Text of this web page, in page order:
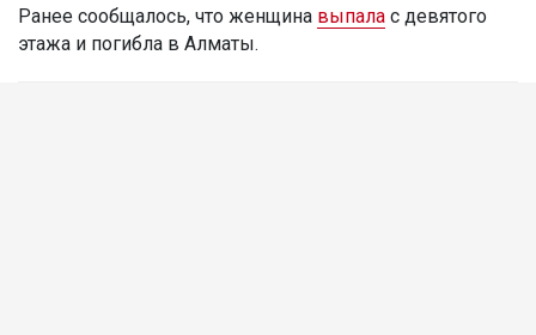
Ранее сообщалось, что женщина выпала с девятого
этажа и погибла в Алматы.